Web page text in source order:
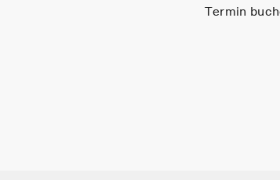
Termin